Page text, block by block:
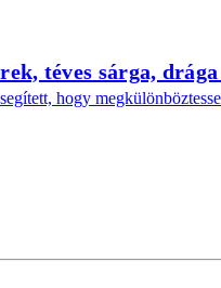
téves sárga, drága
hogy